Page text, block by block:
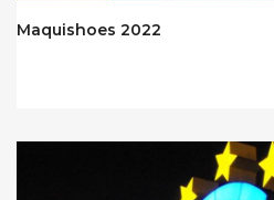
Maquishoes 2022